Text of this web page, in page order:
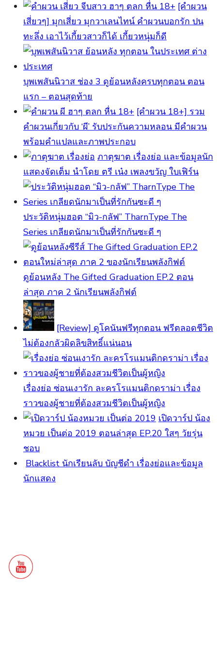
[คำผวน
เสี่ยวๆ] มุกเสี่ยว มุกวาเลนไทน์ คำผวนบอกรัก ปน
ทะลึ่ง เอาไว้เกี้ยวสาวก็ได้ เกี้ยวหนุ่มก็ดี
บุพเพสันนิวาส ช่อง 3 ดูย้อนหลังครบทุกตอน ตอน
แรก – ตอนสุดท้าย
[คําผวน 18+] รวม
คำผวนเกี่ยวกับ ‘ผี’ รับประกันความหลอน มีคำผวน
พร้อมคำแปลและภาพประกอบ
ภาตุฆาต เรื่องย่อ และข้อมูลนัก
แสดงจัดเต็ม นำโดย ตรี เน๋ง เพลงขวัญ ใบเฟิร์น
ประวัติหนุ่มฮอต “มิว-กลัฟ” TharnType The
Series เกลียดนักมาเป็นที่รักกันซะดี ๆ
ดูย้อนหลัง The Gifted Graduation EP.2 ตอน
ล่าสุด ภาค 2 นักเรียนพลังกิฟต์
[Review] ดูโคนันฟรีทุกตอน ฟรีตลอดชีวิต
ไม่ต้องกลัวผิดลิขสิทธิ์แน่นอน
เรื่องย่อ ซ่อนเงารัก ละครโรแมนติกดราม่า เรื่อง
ราวของผู้ชายที่ต้องสวมชีวิตเป็นผู้หญิง
เปิดวาร์ป น้อง
หมวย เป็นต่อ 2019 ตอนล่าสุด EP.20 ใสๆ วัยรุ่น
ชอบ
Blacklist นักเรียนลับ บัญชีดำ เรื่องย่อและข้อมูล
นักแสดง